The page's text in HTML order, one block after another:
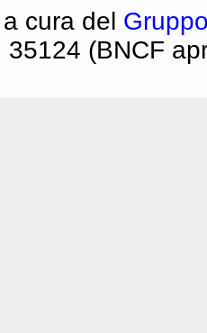
cura del
35124 (BNCF